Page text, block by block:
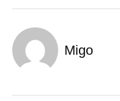
Migo